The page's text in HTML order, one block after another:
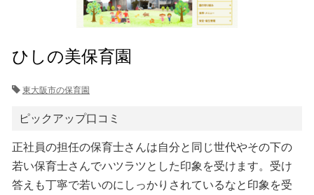
ひしの美保育園
東大阪市の保育園
ピックアップ口コミ
正社員の担任の保育士さんは自分と同じ世代やその下の
若い保育士さんでハツラツとした印象を受けます。受け
答えも丁寧で若いのにしっかりされているなと印象を受